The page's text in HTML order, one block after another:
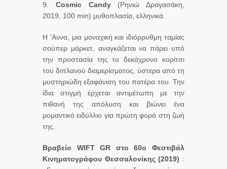
9. Cosmic Candy(Ρηνιώ Δραγασάκη,
2019, 100 min) μυθοπλασία, ελληνικά.
Η 'Αννα, μια μοναχική και ιδιόρρυθμη ταμίας
σούπερ μάρκετ, αναγκάζεται να πάρει υπό
την προστασία της το δεκάχρονο κορίτσι
του διπλανού διαμερίσματος, ύστερα από τη
μυστηριώδη εξαφάνιση του πατέρα του. Την
ίδια στιγμή έρχεται αντιμέτωπη με την
πιθανή της απόλυση και βιώνει ένα
ρομαντικό ειδύλλιο για πρώτη φορά στη ζωή
της.
Βραβείο WIFT GR στο 60ο Φεστιβάλ
Κινηματογράφου Θεσσαλονίκης (2019) :